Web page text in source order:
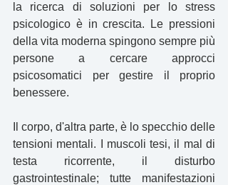
la ricerca di soluzioni per lo stress
psicologico è in crescita. Le pressioni
della vita moderna spingono sempre più
persone a cercare approcci
psicosomatici per gestire il proprio
benessere.
Il corpo, d'altra parte, è lo specchio delle
tensioni mentali. I muscoli tesi, il mal di
testa ricorrente, il disturbo
gastrointestinale; tutte manifestazioni